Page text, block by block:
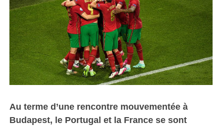
Au terme d’une rencontre mouvementée à
Budapest, le Portugal et la France se sont